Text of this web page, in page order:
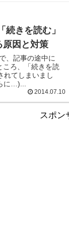
続きを読む」
因と対策
、記事の途中に
ろ、「続きを読
れてしまいまし
に…)...
2014.07.10
スポン